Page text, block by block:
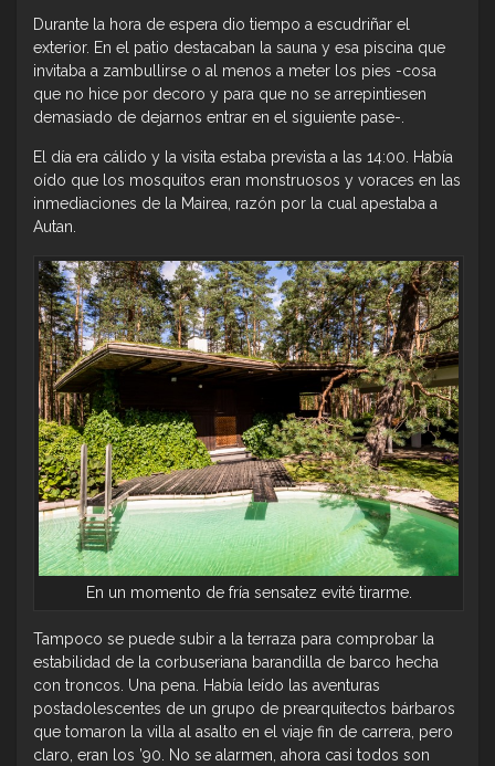
Durante la hora de espera dio tiempo a escudriñar el
exterior. En el patio destacaban la sauna y esa piscina que
invitaba a zambullirse o al menos a meter los pies -cosa
que no hice por decoro y para que no se arrepintiesen
demasiado de dejarnos entrar en el siguiente pase-.
El día era cálido y la visita estaba prevista a las 14:00. Había
oído que los mosquitos eran monstruosos y voraces en las
inmediaciones de la Mairea, razón por la cual apestaba a
Autan.
En un momento de fría sensatez evité tirarme.
Tampoco se puede subir a la terraza para comprobar la
estabilidad de la corbuseriana barandilla de barco hecha
con troncos. Una pena. Había leído las aventuras
postadolescentes de un grupo de prearquitectos bárbaros
que tomaron la villa al asalto en el viaje fin de carrera, pero
claro, eran los ’90. No se alarmen, ahora casi todos son